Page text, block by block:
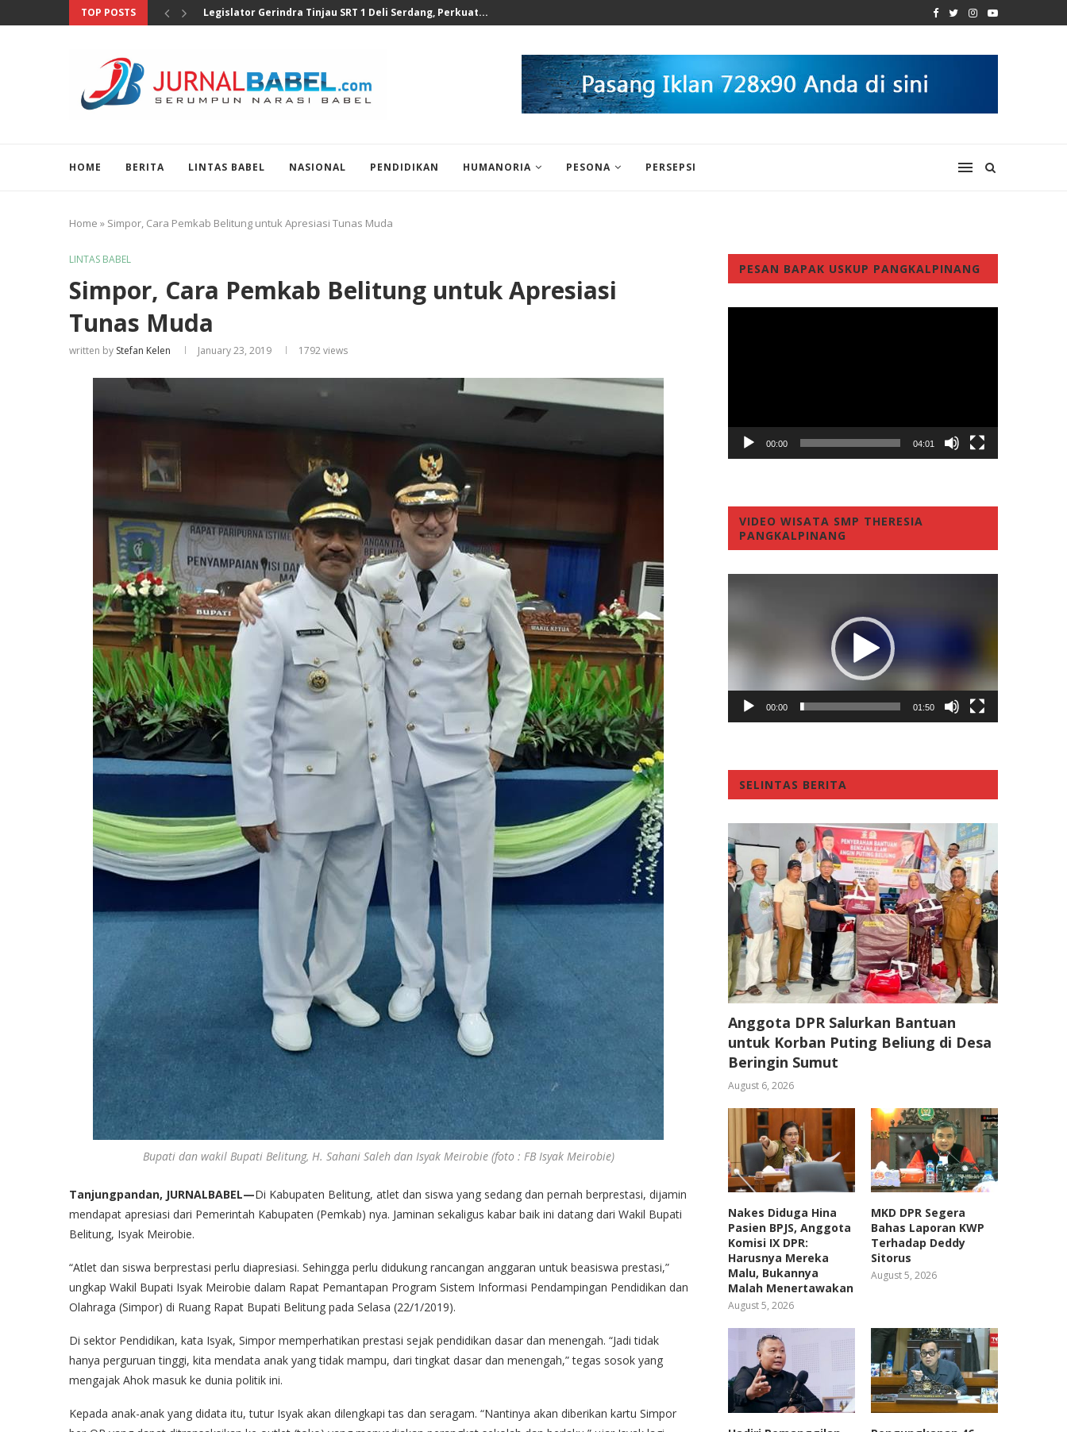
TOP POSTS Selain Pengusaha, Prabowo Harus Juga dengar dari Akademisi...
HOME BERITA LINTAS BABEL NASIONAL PENDIDIKAN HUMANORIA PESONA PERSEPSI
Home » Simpor, Cara Pemkab Belitung untuk Apresiasi Tunas Muda
LINTAS BABEL
Simpor, Cara Pemkab Belitung untuk Apresiasi
Tunas Muda
written by Stefan Kelen January 23, 2019 1792views
Bupati dan wakil Bupati Belitung, H. Sahani Saleh dan Isyak Meirobie (foto : FB Isyak Meirobie)
Tanjungpandan, JURNALBABEL—Di Kabupaten Belitung, atlet dan siswa yang sedang dan pernah berprestasi, dijamin
mendapat apresiasi dari Pemerintah Kabupaten (Pemkab) nya. Jaminan sekaligus kabar baik ini datang dari Wakil Bupati
Belitung, Isyak Meirobie.
“Atlet dan siswa berprestasi perlu diapresiasi. Sehingga perlu didukung rancangan anggaran untuk beasiswa prestasi,”
ungkap Wakil Bupati Isyak Meirobie dalam Rapat Pemantapan Program Sistem Informasi Pendampingan Pendidikan dan
Olahraga (Simpor) di Ruang Rapat Bupati Belitung pada Selasa (22/1/2019).
Di sektor Pendidikan, kata Isyak, Simpor memperhatikan prestasi sejak pendidikan dasar dan menengah. “Jadi tidak
hanya perguruan tinggi, kita mendata anak yang tidak mampu, dari tingkat dasar dan menengah,” tegas sosok yang
mengajak Ahok masuk ke dunia politik ini.
Kepada anak-anak yang didata itu, tutur Isyak akan dilengkapi tas dan seragam. “Nantinya akan diberikan kartu Simpor
PESAN BAPAK USKUP PANGKALPINANG
00:00 04:01
VIDEO WISATA SMP THERESIA
PANGKALPINANG
00:00 01:50
SELINTAS BERITA
Anggota DPR Salurkan Bantuan
untuk Korban Puting Beliung di Desa
Beringin Sumut
August 6, 2026
Nakes Diduga Hina
Pasien BPJS, Anggota
Komisi IX DPR:
Harusnya Mereka
Malu, Bukannya
Malah Menertawakan
August 5, 2026
MKD DPR Segera
Bahas Laporan KWP
Terhadap Deddy
Sitorus
August 5, 2026